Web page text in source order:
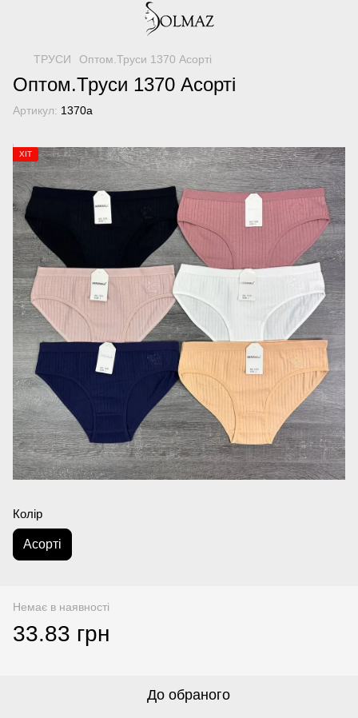
ТРУСИ Оптом.Труси 1370 Асорті
Оптом.Труси 1370 Асорті
Артикул: 1370а
ХІТ
Колір
Аcорті
Немає в наявності
33.83 грн
До обраного